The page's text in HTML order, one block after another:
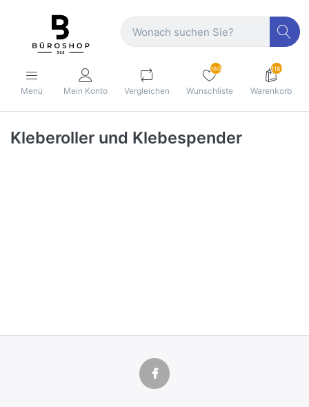
Menü Mein Konto Vergleichen
160
Wunschliste
1189
Warenkorb
Kleberoller und Klebespender